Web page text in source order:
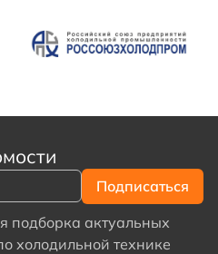
подборка актуальных
холодильной технике